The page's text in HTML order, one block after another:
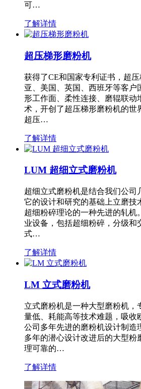
可…
了解详情
超压梯形磨粉机
获得了CE和国家专利证书，超
亚、美国、英国、西班牙等客户
形工作面、柔性连接、磨辊联动
术，开创了超压梯形磨粉机的世
超压…
了解详情
LUM 超细立式磨粉机
超细立式磨粉机是结合我们公司
它的设计和研究的基础上立磨技
超细粉碎理论的一种先进的轧机
业设备，包括超细粉碎，分级和
式…
了解详情
LM 立式磨粉机
立式磨粉机是一种大型磨粉机，
量低、耗能高等技术难题，吸收
公司多年先进的磨粉机设计制造
多年的潜心设计改进后的大型粉
理可靠的…
了解详情